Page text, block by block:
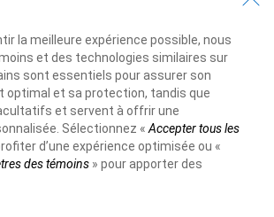
renseignements et Sécurité
renseignements et Sécurité
la meilleure expérience possible, nous
et des technologies similaires sur
sont essentiels pour assurer son
optimal et sa protection, tandis que
et servent à offrir une
Sélectionnez « Accepter tous les
d’une expérience optimisée ou «
des témoins» pour apporter des